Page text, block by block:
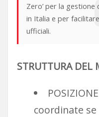
Zero’ per la
in Italia e per
ufficiali.
STRUTTURA DEL
coordinate